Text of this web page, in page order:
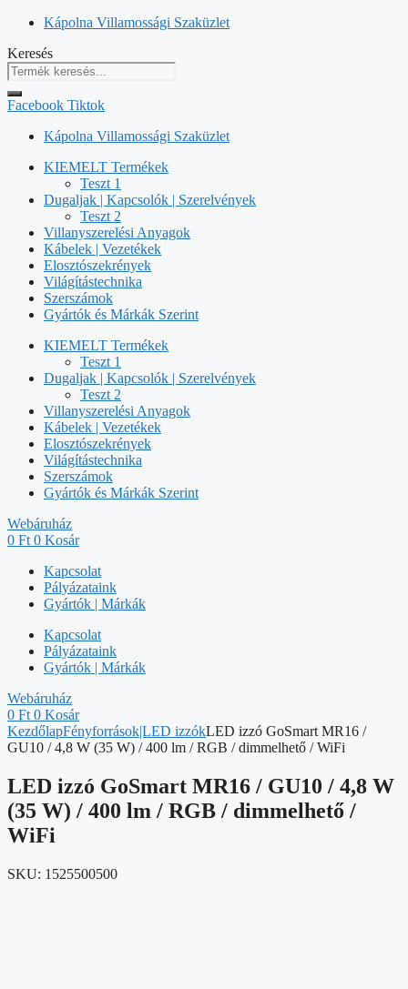
Kilépés
tartalomba
Kápolna Villamossági Szaküzlet
Keresés
Facebook Tiktok
Kápolna Villamossági Szaküzlet
KIEMELT Termékek
Teszt 1
Dugaljak | Kapcsolók | Szerelvények
Teszt 2
Villanyszerelési Anyagok
Kábelek | Vezetékek
Elosztószekrények
Világítástechnika
Szerszámok
Gyártók és Márkák Szerint
KIEMELT Termékek
Teszt 1
Dugaljak | Kapcsolók | Szerelvények
Teszt 2
Villanyszerelési Anyagok
Kábelek | Vezetékek
Elosztószekrények
Világítástechnika
Szerszámok
Gyártók és Márkák Szerint
Webáruház
0 Ft 0 Kosár
Kapcsolat
Pályázataink
Gyártók | Márkák
Kapcsolat
Pályázataink
Gyártók | Márkák
Webáruház
0 Ft 0 Kosár
KezdőlapFényforrások|LED izzókLED izzó GoSmart MR16 /
GU10 / 4,8 W (35 W) / 400 lm / RGB / dimmelhető / WiFi
LED izzó GoSmart MR16 / GU10 / 4,8 W
(35 W) / 400 lm / RGB / dimmelhető /
WiFi
SKU: 1525500500